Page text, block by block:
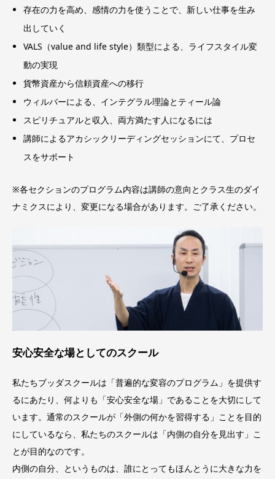
第二章 魂のビジョンと存在の力
親や文化的環境から押しつけられた分裂状態を克服す
る
ペルソナという見せかけのおおいを捨てる
自我防衛をやめ、自分の影を他者に投影するのではな
く、影とは何かを知り、それが自分の内面生活の一部
男性性と女性性（アニマ・アニムス）を統合する
自己（魂）の至上の意図（ビジョン）を意識的に実現
第三章 弥勒力を現実の仕事へ
存在の力を高め、感情の力を使うことで、新しい仕事を生み
出していく
VALS（value and life style）類型による、ライフスタイル変
動の実現
貨幣資産から信頼資産への移行
ウィルバーによる、インテグラル理論とティール論
スピリチュアルと収入、両方満たす人になるには
講師によるアカシックリーディングセッションにて、プロセ
スをサポート
※各セクションのプログラム内容は講師の意向とクラス生のダイ
ナミクスにより、変更になる場合があります。ご了承ください。
安心安全な場としてのスクール
私たちブッダスクールは「普遍的な変容のプログラム」を提供す
るにあたり、何よりも「安心安全な場」であることを大切にして
います。通常のスクールが「外側の何かを習得する」ことを目的
にしているなら、私たちのスクールは「内側の自分を見出す」こ
とが目的なのです。
内側の自分、というものは、誰にとってもほんとうに大きな力を